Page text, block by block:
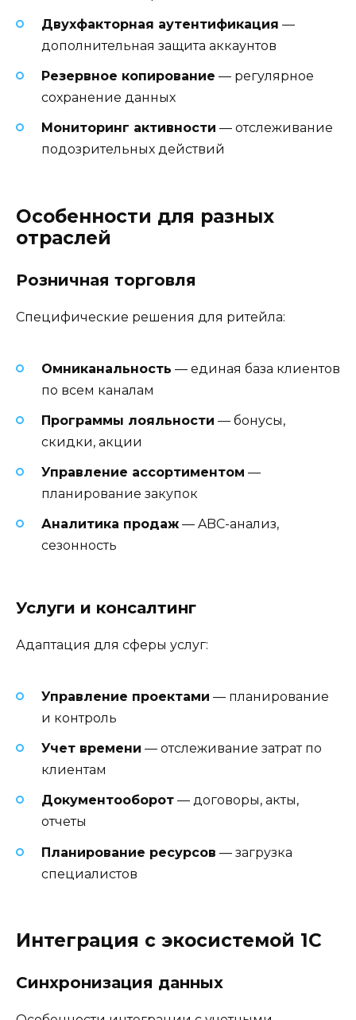
Двухфакторная аутентификация —
дополнительная защита аккаунтов
Резервное копирование — регулярное
сохранение данных
Мониторинг активности — отслеживание
подозрительных действий
Особенности для разных
отраслей
Розничная торговля
Специфические решения для ритейла:
Омниканальность — единая база клиентов
по всем каналам
Программы лояльности — бонусы,
скидки, акции
Управление ассортиментом —
планирование закупок
Аналитика продаж — ABC-анализ,
сезонность
Услуги и консалтинг
Адаптация для сферы услуг:
Управление проектами — планирование
и контроль
Учет времени — отслеживание затрат по
клиентам
Документооборот — договоры, акты,
отчеты
Планирование ресурсов — загрузка
специалистов
Интеграция с экосистемой 1С
Синхронизация данных